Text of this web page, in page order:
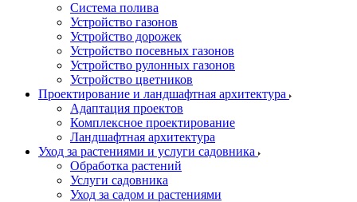
Система полива
Устройство газонов
Устройство дорожек
Устройство посевных газонов
Устройство рулонных газонов
Устройство цветников
Проектирование и ландшафтная архитектура
Адаптация проектов
Комплексное проектирование
Ландшафтная архитектура
Уход за растениями и услуги садовника
Обработка растений
Услуги садовника
Уход за садом и растениями